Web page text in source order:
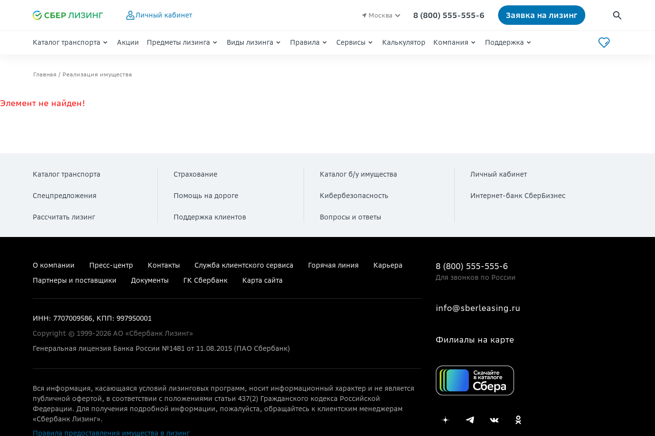
Личный кабинет Москва 8 (800) 555-555-6 Заявка на лизинг
Каталог транспорта Акции Предметы лизинга Виды лизинга Правила Сервисы Калькулятор Компания Поддержка
Главная Реализация имущества
Элемент не найден!
Каталог транспорта
Спецпредложения
Рассчитать лизинг
Страхование
Помощь на дороге
Поддержка клиентов
Каталог б/у имущества
Кибербезопасность
Вопросы и ответы
Личный кабинет
Интернет-банк СберБизнес
О компании Пресс-центр Контакты Служба клиентского сервиса Горячая линия
Карьера
Партнеры и поставщики
Документы ГК Сбербанк Карта сайта
ИНН: 7707009586, КПП: 997950001
Copyright © 1999-2026 АО «Сбербанк Лизинг»
Генеральная лицензия Банка России №1481 от 11.08.2015 (ПАО Сбербанк)
Вся информация, касающаяся условий лизинговых программ, носит информационный характер и не является
публичной офертой, в соответствии с положениями статьи 437(2) Гражданского кодекса Российской
Федерации. Для получения подробной информации, пожалуйста, обращайтесь к клиентским менеджерам
«Сбербанк Лизинг».
Правила предоставления имущества в лизинг
8 (800) 555-555-6
Для звонков по России
info@sberleasing.ru
Филиалы на карте